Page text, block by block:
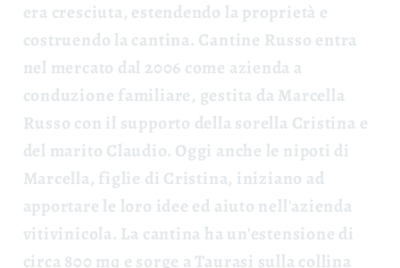
era cresciuta, estendendo la proprietà e
costruendo la cantina. Cantine Russo entra
nel mercato dal 2006 come azienda a
conduzione familiare, gestita da Marcella
Russo con il supporto della sorella Cristina e
del marito Claudio. Oggi anche le nipoti di
Marcella, figlie di Cristina, iniziano ad
apportare le loro idee ed aiuto nell'azienda
vitivinicola. La cantina ha un'estensione di
circa 800 mq e sorge a Taurasi sulla collina